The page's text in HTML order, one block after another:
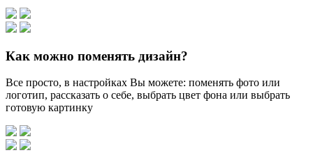
Как можно поменять дизайн?
Все просто, в настройках Вы можете: поменять фото или
логотип, рассказать о себе, выбрать цвет фона или выбрать
готовую картинку